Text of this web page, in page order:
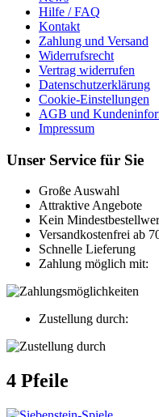
Hilfe / FAQ
Kontakt
Zahlung und Versand
Widerrufsrecht
Vertrag widerrufen
Datenschutzerklärung
Cookie-Einstellungen
AGB und
Impressum
Unser Service für Sie
Große Auswahl
Attraktive Angebote
Kein
Versandkostenfrei ab
Schnelle Lieferung
Zahlung möglich mit:
Zustellung durch:
4 Pfeile